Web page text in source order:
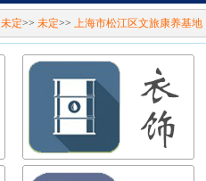
未定>> 未定>> 上海市松江区文旅康养基地